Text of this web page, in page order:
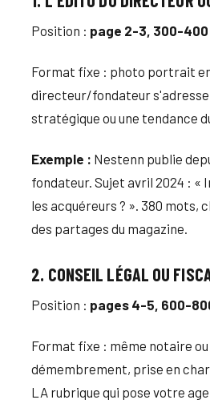
Position : page 2-3, 300-
Format fixe : photo portrait
directeur/fondateur s'adresse
stratégique ou une tendance
Exemple : Nestenn publie
fondateur. Sujet avril 2024 :
les acquéreurs ? ». 380
des partages du magazine.
2. CONSEIL LÉGAL OU
Position : pages 4-5, 600-
Format fixe : même notaire
démembrement, prise en
LA rubrique qui pose votre